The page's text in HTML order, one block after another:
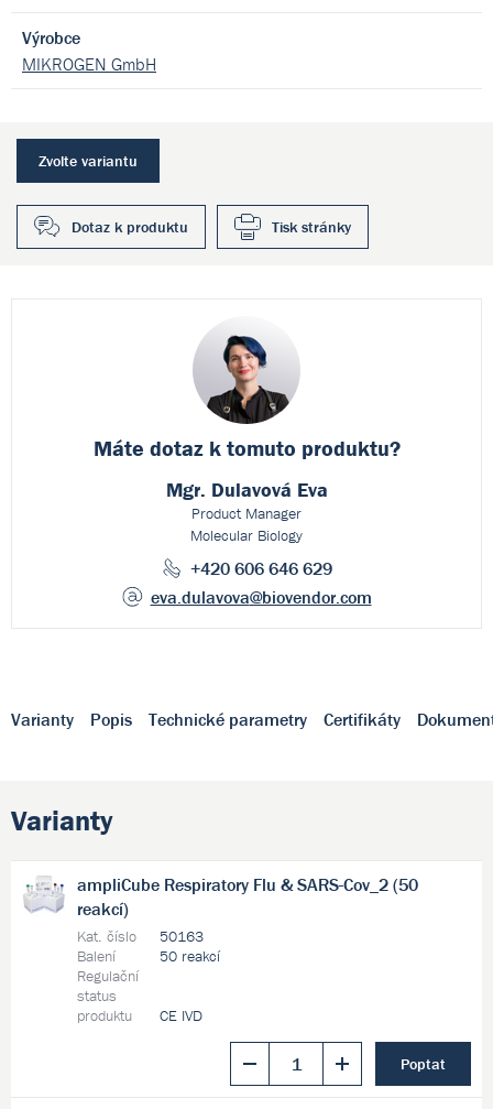
Výrobce
MIKROGEN GmbH
Zvolte variantu
Dotaz k produktu Tisk stránky
Máte dotaz k tomuto produktu?
Mgr. Dulavová Eva
Product Manager
Molecular Biology
+420 606 646 629
eva.dulavova@biovendor.com
Varianty Popis Technické parametry Certifikáty
Varianty
ampliCube Respiratory Flu & SARS-Cov_2 (50
reakcí)
Kat. číslo
50163
Balení
50 reakcí
Regulační
status
produktu
CE IVD
Poptat